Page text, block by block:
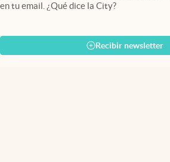
en tu email. ¿Qué dice la City?
Recibir newsletter